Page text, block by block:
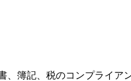
簿記、税のコンプライア